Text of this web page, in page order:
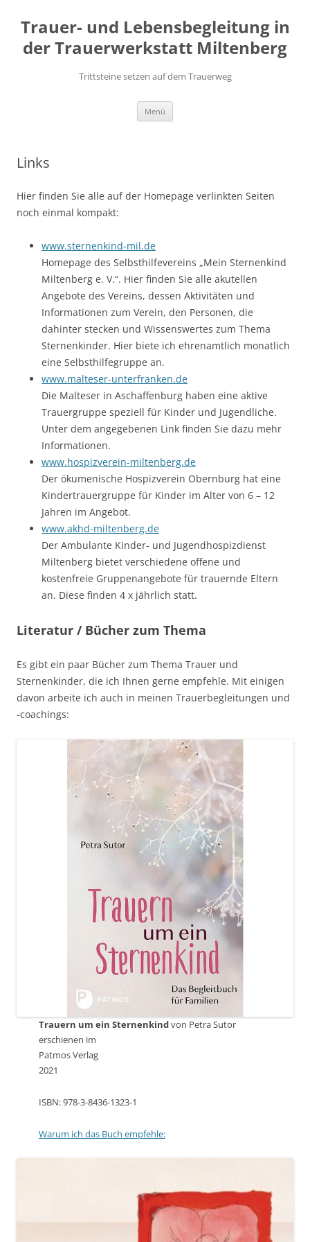
springen
Trauer- und Lebensbegleitung in
der Trauerwerkstatt Miltenberg
Trittsteine setzen auf dem Trauerweg
Menü
Links
Hier finden Sie alle auf der Homepage verlinkten Seiten
noch einmal kompakt:
www.sternenkind-mil.de
Homepage des Selbsthilfevereins „Mein Sternenkind
Miltenberg e. V.“. Hier finden Sie alle akutellen
Angebote des Vereins, dessen Aktivitäten und
Informationen zum Verein, den Personen, die
dahinter stecken und Wissenswertes zum Thema
Sternenkinder. Hier biete ich ehrenamtlich monatlich
eine Selbsthilfegruppe an.
www.malteser-unterfranken.de
Die Malteser in Aschaffenburg haben eine aktive
Trauergruppe speziell für Kinder und Jugendliche.
Unter dem angegebenen Link finden Sie dazu mehr
Informationen.
www.hospizverein-miltenberg.de
Der ökumenische Hospizverein Obernburg hat eine
Kindertrauergruppe für Kinder im Alter von 6 – 12
Jahren im Angebot.
www.akhd-miltenberg.de
Der Ambulante Kinder- und Jugendhospizdienst
Miltenberg bietet verschiedene offene und
kostenfreie Gruppenangebote für trauernde Eltern
an. Diese finden 4 x jährlich statt.
Literatur / Bücher zum Thema
Es gibt ein paar Bücher zum Thema Trauer und
Sternenkinder, die ich Ihnen gerne empfehle. Mit einigen
davon arbeite ich auch in meinen Trauerbegleitungen und
-coachings:
Trauern um ein Sternenkindvon Petra Sutor
erschienen im
Patmos Verlag
2021
ISBN: 978-3-8436-1323-1
Warum ich das Buch empfehle: